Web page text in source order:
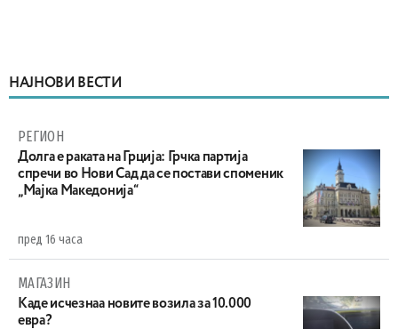
НАЈНОВИ ВЕСТИ
РЕГИОН
Долга е раката на Грција: Грчка партија
спречи во Нови Сад да се постави споменик
„Мајка Македонија“
пред 16 часа
МАГАЗИН
Каде исчезнаа новите возила за 10.000
евра?